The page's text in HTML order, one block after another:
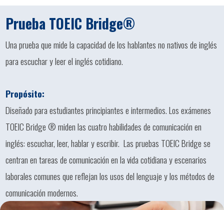
Prueba TOEIC Bridge®
Una prueba que mide la capacidad de los hablantes no nativos de inglés
para escuchar y leer el inglés cotidiano.
Propósito:
Diseñado para estudiantes principiantes e intermedios. Los exámenes
TOEIC Bridge ® miden las cuatro habilidades de comunicación en
inglés: escuchar, leer, hablar y escribir. Las pruebas TOEIC Bridge se
centran en tareas de comunicación en la vida cotidiana y escenarios
laborales comunes que reflejan los usos del lenguaje y los métodos de
comunicación modernos.